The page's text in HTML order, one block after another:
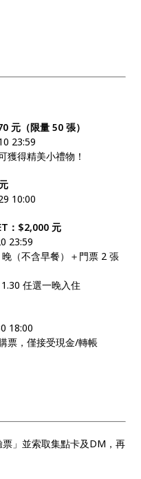
元（限量 50 張）
23:59
獲得精美小禮物！
10:00
：$2,000 元
23:59
（不含早餐）＋門票 2 張
任選一晚入住
18:00
票，僅接受現金/轉帳
」並索取集點卡及DM，再